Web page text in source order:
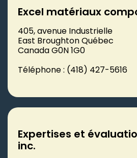
Excel matériaux
405, avenue Industrielle
East Broughton Québec
Canada G0N 1G0
Téléphone : (418) 427-5616
Expertises et
inc.